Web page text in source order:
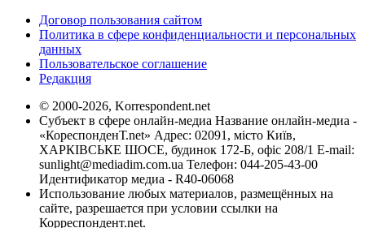
Договор пользования сайтом
Политика в сфере конфиденциальности и персональных
данных
Пользовательское соглашение
Редакция
© 2000-2026, Korrespondent.net
Субъект в сфере онлайн-медиа Название онлайн-медиа -
«КореспонденТ.net» Адрес: 02091, місто Київ,
ХАРКІВСЬКЕ ШОСЕ, будинок 172-Б, офіс 208/1 E-mail:
sunlight@mediadim.com.ua Телефон: 044-205-43-00
Идентификатор медиа - R40-06068
Использование любых материалов, размещённых на
сайте, разрешается при условии ссылки на
Корреспондент.net.